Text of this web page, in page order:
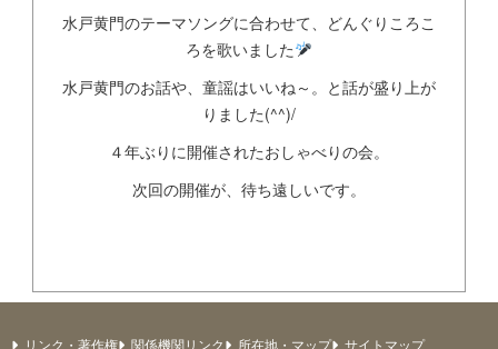
水戸黄門のテーマソングに合わせて、どんぐりころこ
ろを歌いました
水戸黄門のお話や、童謡はいいね～。と話が盛り上が
りました(^^)/
４年ぶりに開催されたおしゃべりの会。
次回の開催が、待ち遠しいです。
リンク・著作権 関係機関リンク 所在地・マップ サイトマップ